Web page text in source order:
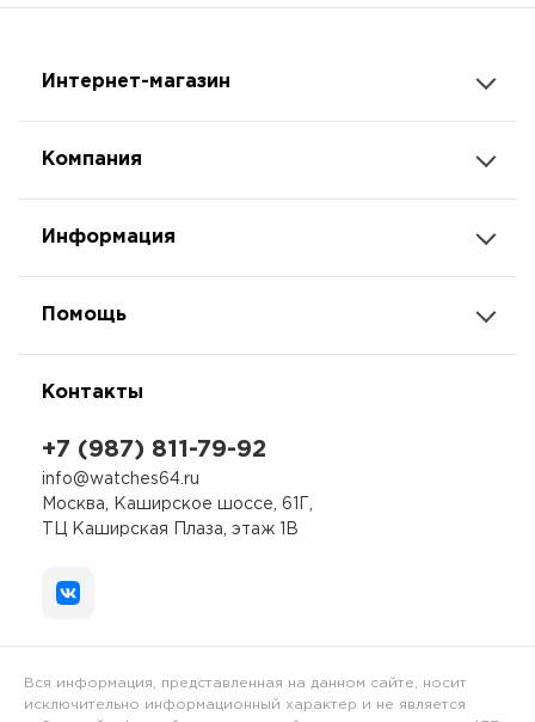
Интернет-магазин
Компания
Информация
Помощь
Контакты
+7 (987) 811-79-92
info@watches64.ru
Москва, Каширское шоссе, 61Г,
ТЦ Каширская Плаза, этаж 1В
Вся информация, представленная на данном сайте, носит
исключительно информационный характер и не является